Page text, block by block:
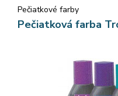
Pečiatkové farby
Pečiatková farba